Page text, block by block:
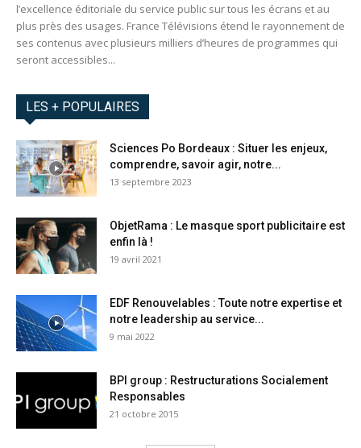
l’excellence éditoriale du service public sur tous les écrans et au
plus près des usages. France Télévisions étend le rayonnement de
ses contenus avec plusieurs milliers d’heures de programmes qui
seront accessibles...
LES + POPULAIRES
Sciences Po Bordeaux : Situer les enjeux,
comprendre, savoir agir, notre...
13 septembre 2023
ObjetRama : Le masque sport publicitaire est
enfin là !
19 avril 2021
EDF Renouvelables : Toute notre expertise et
notre leadership au service...
9 mai 2022
BPI group : Restructurations Socialement
Responsables
21 octobre 2015